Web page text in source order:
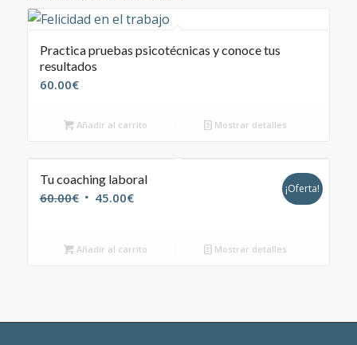
Practica pruebas psicotécnicas y conoce tus
resultados
60.00€
Añadir al carrito Mostrar detalles
Tu coaching laboral
60.00€ El
era:
45.00€El
es:
¡Oferta!
Añadir al carrito Mostrar detalles